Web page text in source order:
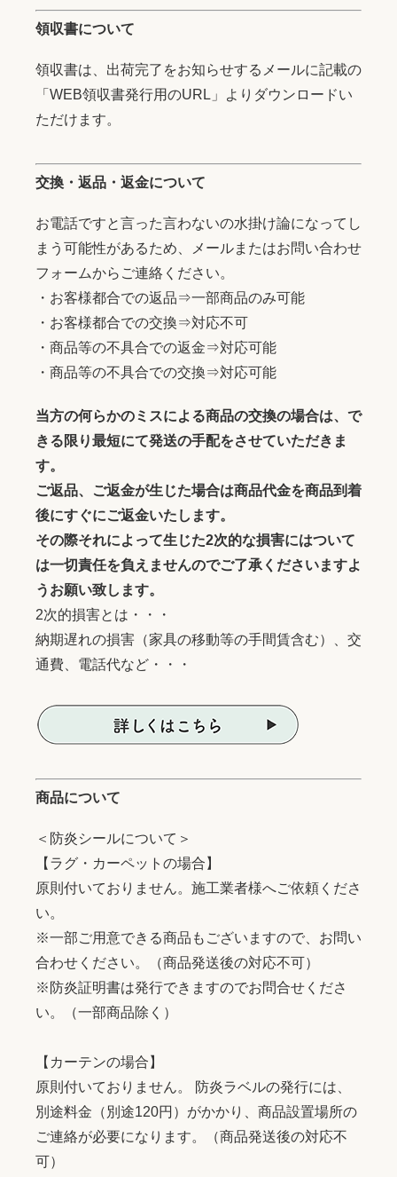
領収書について
領収書は、出荷完了をお知らせするメールに記載の
「WEB領収書発行用のURL」よりダウンロードい
ただけます。
交換・返品・返金について
お電話ですと言った言わないの水掛け論になってし
まう可能性があるため、メールまたはお問い合わせ
フォームからご連絡ください。
・お客様都合での返品⇒一部商品のみ可能
・お客様都合での交換⇒対応不可
・商品等の不具合での返金⇒対応可能
・商品等の不具合での交換⇒対応可能
当方の何らかのミスによる商品の交換の場合は、で
きる限り最短にて発送の手配をさせていただきま
す。
ご返品、ご返金が生じた場合は商品代金を商品到着
後にすぐにご返金いたします。
その際それによって生じた2次的な損害にはついて
は一切責任を負えませんのでご了承くださいますよ
うお願い致します。
2次的損害とは・・・
納期遅れの損害（家具の移動等の手間賃含む）、交
通費、電話代など・・・
商品について
＜防炎シールについて＞
【ラグ・カーペットの場合】
原則付いておりません。施工業者様へご依頼くださ
い。
※一部ご用意できる商品もございますので、お問い
合わせください。（商品発送後の対応不可）
※防炎証明書は発行できますのでお問合せくださ
い。（一部商品除く）
【カーテンの場合】
原則付いておりません。 防炎ラベルの発行には、
別途料金（別途120円）がかかり、商品設置場所の
ご連絡が必要になります。（商品発送後の対応不
可）